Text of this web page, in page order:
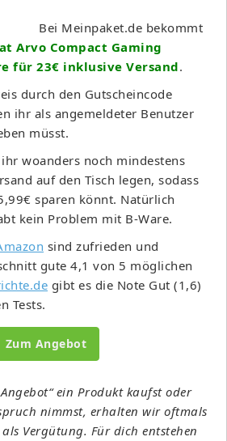
Bei Meinpaket.de bekommt
Arvo Compact Gaming
für 23€ inklusive Versand.
durch den Gutscheincode
ihr als angemeldeter Benutzer
müsst.
woanders noch mindestens
auf den Tisch legen, sodass
sparen könnt. Natürlich
kein Problem mit B-Ware.
sind zufrieden und
gute 4,1 von 5 möglichen
gibt es die Note Gut (1,6)
Tests.
Zum Angebot
ein Produkt kaufst oder
nimmst, erhalten wir oftmals
Vergütung. Für dich entstehen